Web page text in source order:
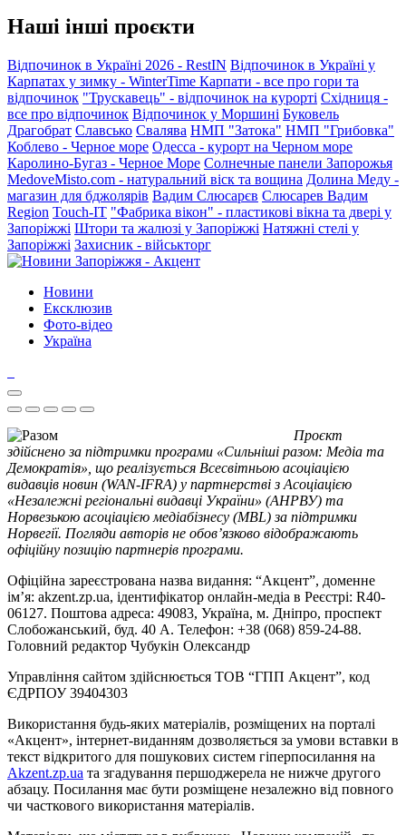
Наші інші проєкти
Відпочинок в Україні 2026 - RestIN Відпочинок в Україні у
Карпатах у зимку - WinterTime Карпати - все про гори та
відпочинок "Трускавець" - відпочинок на курорті Східниця -
все про відпочинок Відпочинок у Моршині Буковель
Драгобрат Славсько Свалява НМП "Затока" НМП "Грибовка"
Коблево - Черное море Одесса - курорт на Черном море
Каролино-Бугаз - Черное Море Солнечные панели Запорожья
MedoveMisto.com - натуральний віск та вощина Долина Меду -
магазин для бджолярів Вадим Слюсарєв Слюсарев Вадим
Region Touch-IT "Фабрика вікон" - пластикові вікна та двері у
Запоріжжі Штори та жалюзі у Запоріжжі Натяжні стелі у
Запоріжжі Захисник - військторг
Новини
Ексклюзив
Фото-відео
Україна
Проєкт
здійснено за підтримки програми «Сильніші разом: Медіа та
Демократія», що реалізується Всесвітньою асоціацією
видавців новин (WAN-IFRA) у партнерстві з Асоціацією
«Незалежні регіональні видавці України» (АНРВУ) та
Норвезькою асоціацією медіабізнесу (MBL) за підтримки
Норвегії. Погляди авторів не обов’язково відображають
офіційну позицію партнерів програми.
Офіційна зареєстрована назва видання: “Акцент”, доменне
ім’я: akzent.zp.ua, ідентифікатор онлайн-медіа в Реєстрі: R40-
06127. Поштова адреса: 49083, Україна, м. Дніпро, проспект
Слобожанський, буд. 40 А. Телефон: +38 (068) 859-24-88.
Головний редактор Чубукін Олександр
Управління сайтом здійснюється ТОВ “ГПП Акцент”, код
ЄДРПОУ 39404303
Використання будь-яких матеріалів, розміщених на порталі
«Акцент», інтернет-виданням дозволяється за умови вставки в
текст відкритого для пошукових систем гіперпосилання на
Akzent.zp.ua та згадування першоджерела не нижче другого
абзацу. Посилання має бути розміщене незалежно від повного
чи часткового використання матеріалів.